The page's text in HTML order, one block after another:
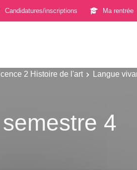
Candidatures/inscriptions Ma rentrée
2 Histoire de l'art
Langue
4